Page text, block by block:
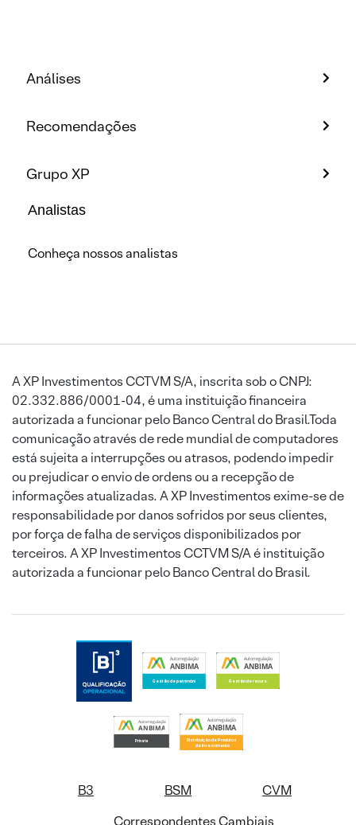
Análises
Recomendações
Grupo XP
Analistas
Conheça nossos analistas
A XP Investimentos CCTVM S/A, inscrita sob o CNPJ:
02.332.886/0001-04, é uma instituição financeira
autorizada a funcionar pelo Banco Central do Brasil.Toda
comunicação através de rede mundial de computadores
está sujeita a interrupções ou atrasos, podendo impedir
ou prejudicar o envio de ordens ou a recepção de
informações atualizadas. A XP Investimentos exime-se de
responsabilidade por danos sofridos por seus clientes,
por força de falha de serviços disponibilizados por
terceiros. A XP Investimentos CCTVM S/A é instituição
autorizada a funcionar pelo Banco Central do Brasil.
B3 BSM
CVM
Correspondentes Cambiais